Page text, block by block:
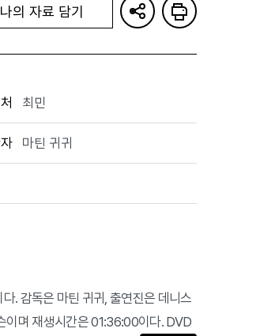
나의 자료 담기
최민
마틴 귀귀
. 감독은 마틴 귀귀, 출연진은 데니스
이며 재생시간은 01:36:00이다. DVD